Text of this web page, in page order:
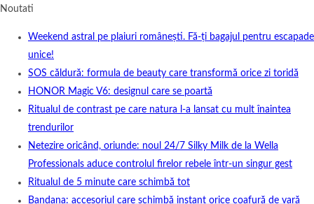
Noutati
Weekend astral pe plaiuri românești. Fă-ți bagajul pentru escapade
unice!
SOS căldură: formula de beauty care transformă orice zi toridă
HONOR Magic V6: designul care se poartă
Ritualul de contrast pe care natura l-a lansat cu mult înaintea
trendurilor
Netezire oricând, oriunde: noul 24/7 Silky Milk de la Wella
Professionals aduce controlul firelor rebele într-un singur gest
Ritualul de 5 minute care schimbă tot
Bandana: accesoriul care schimbă instant orice coafură de vară